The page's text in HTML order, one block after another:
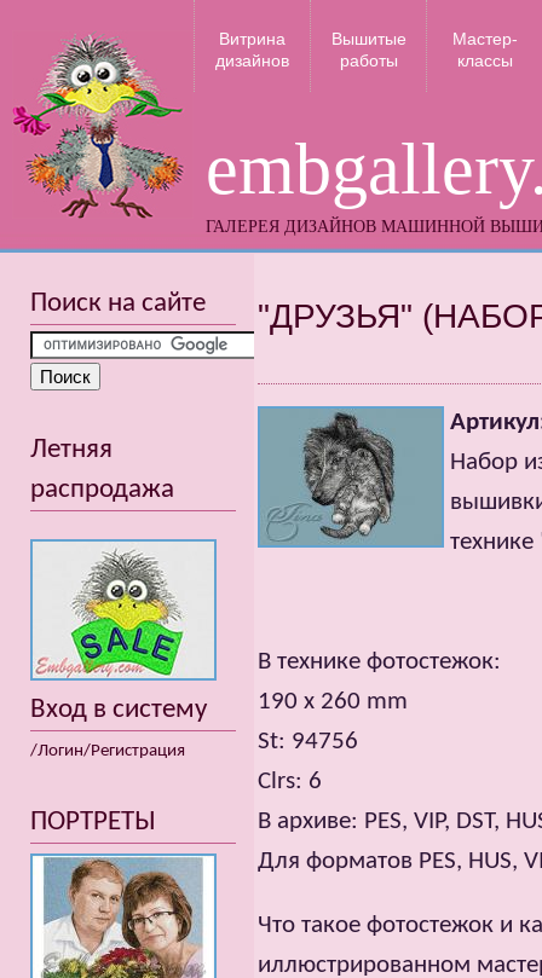
ГАЛЕРЕЯ ДИЗАЙНОВ МАШИННОЙ
Витрина
дизайнов
Вышитые
работы
Мастер-
классы
"ДРУЗЬЯ"
Набор
В технике фотостежок:
190 x 260 mm
St: 94756
Clrs: 6
В архиве: PES, VIP, DST,
Для форматов PES, HUS,
Что такое фотостежок и
иллюстрированном
Поиск на сайте
Летняя
распродажа
Вход в систему
/Логин/Регистрация
ПОРТРЕТЫ